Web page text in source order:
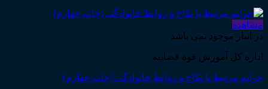
مشاهده
در انبار موجود نمی باشد
اداره کل آموزش قوه قضاییه
جرایم مرتبط با نکاح و روابط خانوادگی (چاپ چهارم)